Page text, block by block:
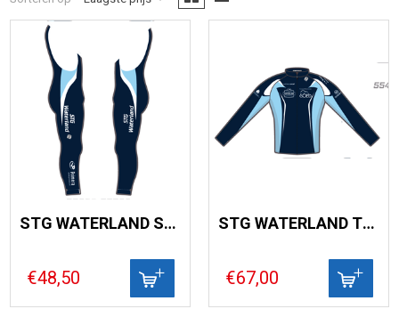
STG WATERLAND SALOPETTE
€48,50
STG WATERLAND TRAININGSJACK
€67,00